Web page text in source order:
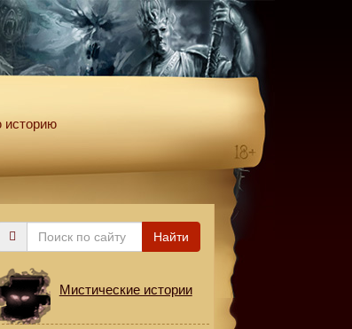
историю
Поиск
Найти
Мистические истории